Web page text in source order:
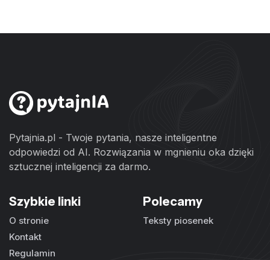
Pytajnia.pl - Twoje pytania, nasze inteligentne
odpowiedzi od AI. Rozwiązania w mgnieniu oka dzięki
sztucznej inteligencji za darmo.
Szybkie linki
O stronie
Kontakt
Regulamin
Polecamy
Teksty piosenek